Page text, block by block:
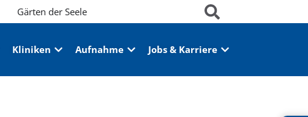
Gärten der Seele
Kliniken Aufnahme Jobs & Karriere